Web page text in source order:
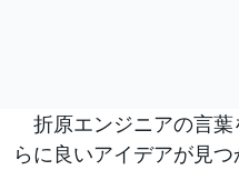
折原エンジニアの言葉
らに良いアイデアが見